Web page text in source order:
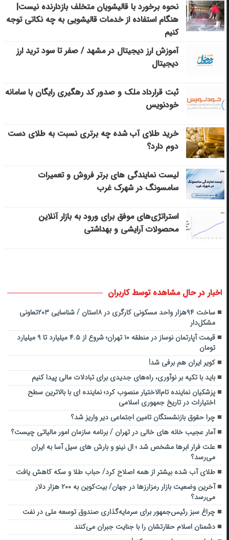
نحوه برخورد با قالیشویان متخلف بازدارنده نیست|
هنگام استفاده از خدمات قالیشویی به چه نکاتی توجه
کنیم
آموزش ارز دیجیتال در مشهد / صفر تا سود ترید ارز
دیجیتال
ثبت قرارداد ملک و صدور کد رهگیری رایگان با سامانه
خودنویس
خرید طلای آب شده چه برتری نسبت به طلای دست
دوم دارد؟
لیست نمایندگی های برتر فروش و تعمیرات
سامسونگ در شهرک غرب
استراتژی‌های موفق برای ورود به بازار آنلاین
محصولات آرایشی و بهداشتی
اخبار در حال مشاهده توسط کاربران
ساخت ۹۴هزار واحد مسکونی کارگری در ۸استان / شناسایی ۲۰۳تعاونی
مشکل‌دار
قیمت آپارتمان نوساز در منطقه ۱۰ تهران؛ شروع از ۴.۵ میلیارد تا ۹ میلیارد
تومان
کویر ایران هم برفی شد!
باید با تکیه بر نوآوری، راه‌های جدیدی برای تبادلات مالی پیدا کنیم
پزشکیان نماینده تام‌الاختیار منصوب کرد؛ نماینده ای با بالاترین سطح
اختیارات در تاریخ جمهوری اسلامی
چرا حقوق بازنشستگان تامین اجتماعی دیر واریز شد؟
آمار عجیب خانه های خالی در تهران / برنامه سازمان امور مالیاتی چیست؟
علت فرار ابرها مشخص شد ؛ ال نینو و بارش های سیل آسا به ایران
می‌رسد؟
طلای آب شده بیشتر از همه اصلاح کرد/ حباب‌ طلا و سکه کاهش یافت
آخرین وضعیت بازار رمزارزها در جهان/ بیت‌کوین به ۲۰۰ هزار دلار
می‌رسد؟
چراغ سبز رئیس‌جمهور برای سرمایه‌گذاری صندوق توسعه ملی در نفت
دشمنان اسلام حقارتشان را با جنایت جبران می‌کنند